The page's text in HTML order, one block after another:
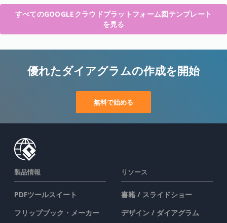
すべてのGOOGLEクラウドプラットフォーム図テンプレート
を見る
優れたダイアグラムの作成を開始
無料で始める
製品情報
PDFツールスイート
フリップブック・メーカー
リソース
書籍 / スライドショー
デザイン / ダイアグラム